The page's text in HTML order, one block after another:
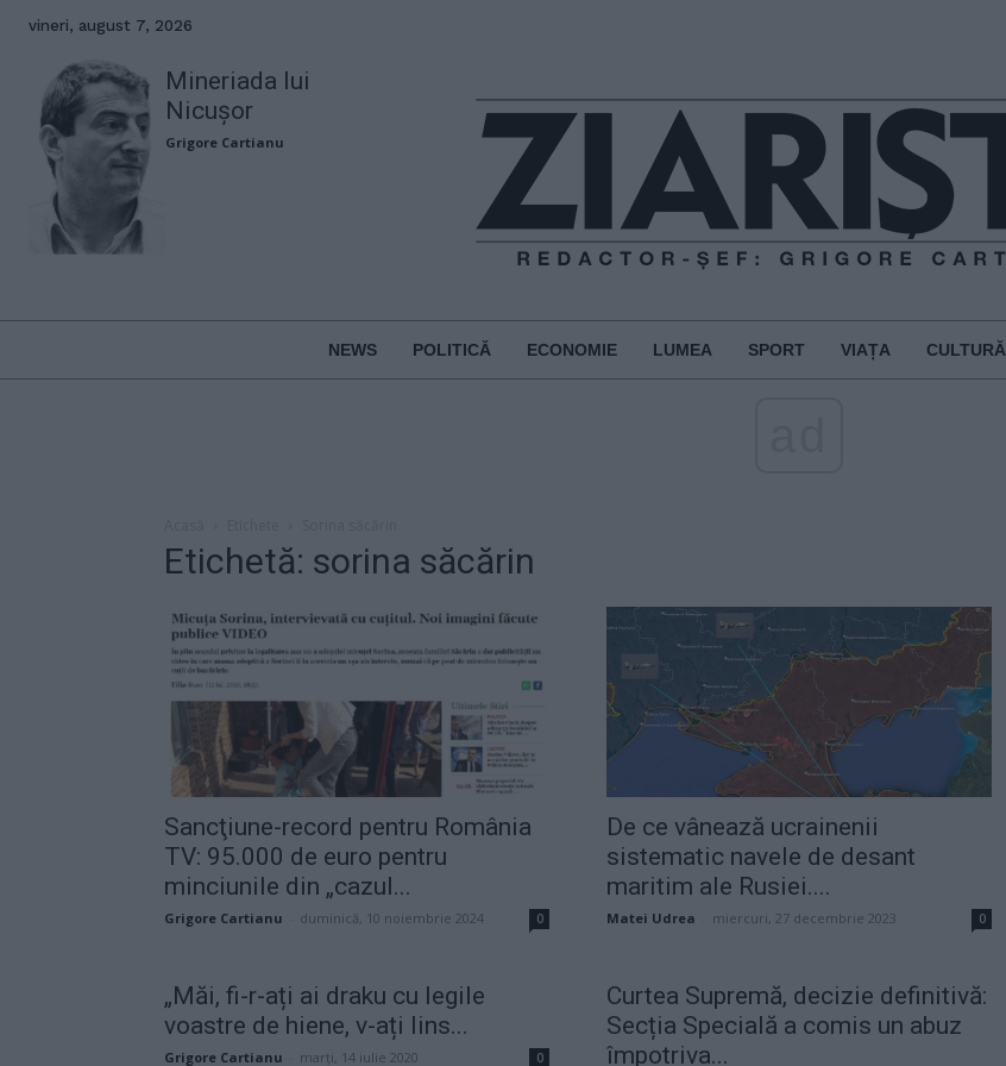
vineri, august 7, 2026
Mineriada lui
Nicușor
Grigore Cartianu
NEWS POLITICĂ ECONOMIE LUMEA SPORT VIAȚA CULTURĂ
Etichetă: sorina săcărin
Sancţiune-record pentru România
TV: 95.000 de euro pentru
minciunile din „cazul...
Grigore Cartianu duminică, 10 noiembrie 2024 0
De ce vânează ucrainenii
sistematic navele de desant
maritim ale Rusiei....
Matei Udrea miercuri, 27 decembrie 2023 0
„Măi, fi-r-ați ai draku cu legile
voastre de hiene, v-ați lins...
Grigore Cartianu marți, 14 iulie 2020 0
Curtea Supremă, decizie definitivă:
Secția Specială a comis un abuz
împotriva...